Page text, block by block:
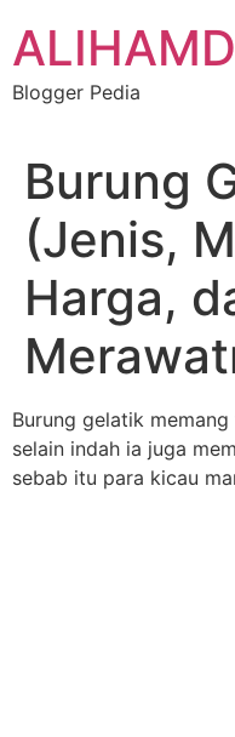
content
Blogger Pedia
Burung
(Jenis,
Harga,
Burung gelatik
selain indah ia juga
sebab itu para kicau